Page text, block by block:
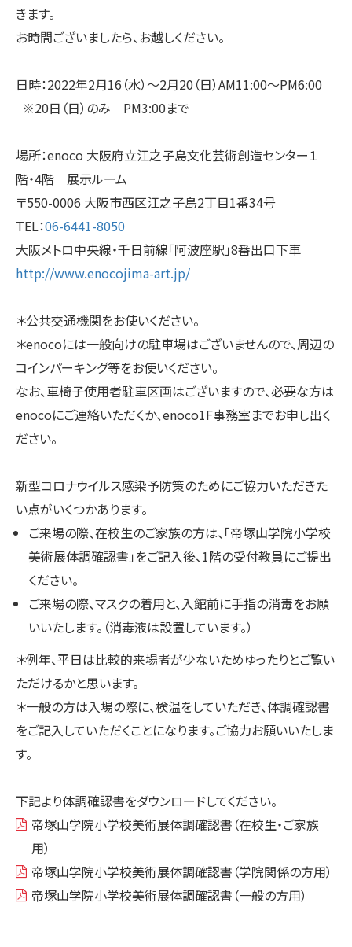
きます。
お時間ございましたら、お越しください。
日時：2022年2月16（水）〜2月20（日）AM11:00〜PM6:00
※20日（日）のみ PM3:00まで
場所：enoco 大阪府立江之子島文化芸術創造センター１
階・4階 展示ルーム
〒550-0006 大阪市西区江之子島2丁目1番34号
TEL：06-6441-8050
大阪メトロ中央線・千日前線「阿波座駅」8番出口下車
http://www.enocojima-art.jp/
＊公共交通機関をお使いください。
＊enocoには一般向けの駐車場はございませんので、周辺の
コインパーキング等をお使いください。
なお、車椅子使用者駐車区画はございますので、必要な方は
enocoにご連絡いただくか、enoco1F事務室までお申し出く
ださい。
新型コロナウイルス感染予防策のためにご協力いただきた
い点がいくつかあります。
ご来場の際、在校生のご家族の方は、「帝塚山学院小学校
美術展体調確認書」をご記入後、1階の受付教員にご提出
ください。
ご来場の際、マスクの着用と、入館前に手指の消毒をお願
いいたします。（消毒液は設置しています。）
＊例年、平日は比較的来場者が少ないためゆったりとご覧い
ただけるかと思います。
＊一般の方は入場の際に、検温をしていただき、体調確認書
をご記入していただくことになります。ご協力お願いいたしま
す。
下記より体調確認書をダウンロードしてください。
帝塚山学院小学校美術展体調確認書（在校生・ご家族
用）
帝塚山学院小学校美術展体調確認書（学院関係の方用）
帝塚山学院小学校美術展体調確認書（一般の方用）